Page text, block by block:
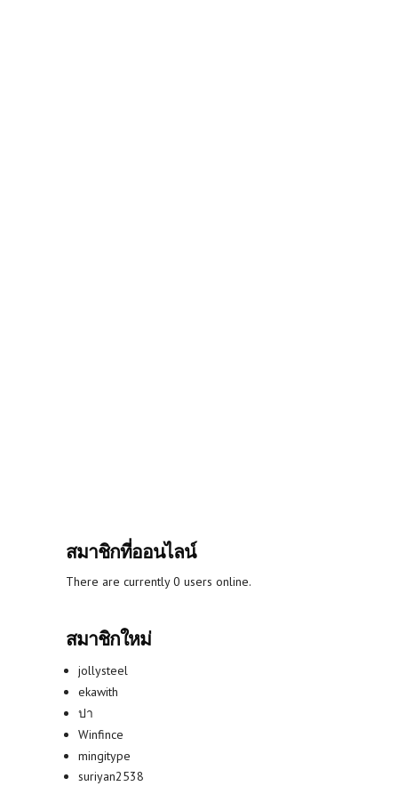
สมาชิกที่ออนไลน์
There are currently 0 users online.
สมาชิกใหม่
jollysteel
ekawith
ปา
Winfince
mingitype
suriyan2538